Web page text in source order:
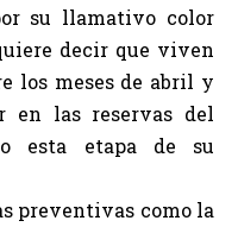
su llamativo color
decir que viven
los meses de abril y
en las reservas del
esta etapa de su
preventivas como la